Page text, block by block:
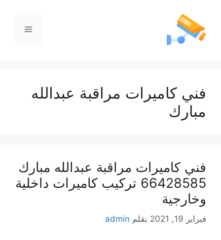
فني كاميرات مراقبة عبدالله
مبارك
فني كاميرات مراقبة عبدالله مبارك
66428585 تركيب كاميرات داخلية
وخارجية
فبراير 19, 2021 بقلم admin